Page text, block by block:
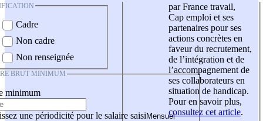
Cadre
Non cadre
Non renseignée
BRUT MINIMUM
minimum
une périodicité pour le salaire saisi
par France travail,
Cap emploi et ses
partenaires pour ses
actions concrètes en
faveur du recrutement,
de l’intégration et de
l’accompagnement de
ses collaborateurs en
situation de handicap.
Pour en savoir plus,
consultez cet article.